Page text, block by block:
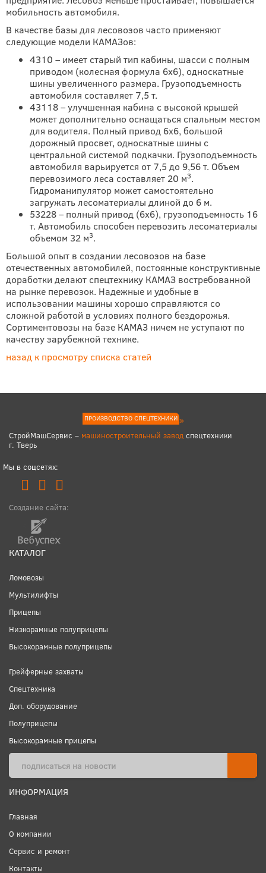
мобильность автомобиля.
В качестве базы для лесовозов часто применяют
следующие модели КАМАЗов:
4310 – имеет старый тип кабины, шасси с полным
приводом (колесная формула 6х6), односкатные
шины увеличенного размера. Грузоподъемность
автомобиля составляет 7,5 т.
43118 – улучшенная кабина с высокой крышей
может дополнительно оснащаться спальным местом
для водителя. Полный привод 6х6, большой
дорожный просвет, односкатные шины с
центральной системой подкачки. Грузоподъемность
автомобиля варьируется от 7,5 до 9,56 т. Объем
перевозимого леса составляет 20 м3.
Гидроманипулятор может самостоятельно
загружать лесоматериалы длиной до 6 м.
53228 – полный привод (6х6), грузоподъемность 16
т. Автомобиль способен перевозить лесоматериалы
объемом 32 м3.
Большой опыт в создании лесовозов на базе
отечественных автомобилей, постоянные конструктивные
доработки делают спецтехнику КАМАЗ востребованной
на рынке перевозок. Надежные и удобные в
использовании машины хорошо справляются со
сложной работой в условиях полного бездорожья.
Сортиментовозы на базе КАМАЗ ничем не уступают по
качеству зарубежной технике.
назад к просмотру списка статей
ПРОИЗВОДСТВО СПЕЦТЕХНИКИ
СтройМашСервис – машиностроительный завод спецтехники
г. Тверь
Мы в соцсетях:
Создание сайта:
КАТАЛОГ
Ломовозы
Мультилифты
Прицепы
Низкорамные полуприцепы
Высокорамные полуприцепы
Грейферные захваты
Спецтехника
Доп. оборудование
Полуприцепы
Высокорамные прицепы
ИНФОРМАЦИЯ
Главная
О компании
Сервис и ремонт
Контакты